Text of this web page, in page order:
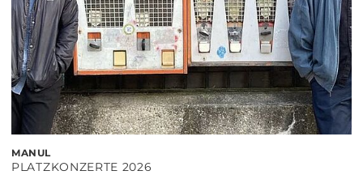
MANUL
PLATZKONZERTE 2026